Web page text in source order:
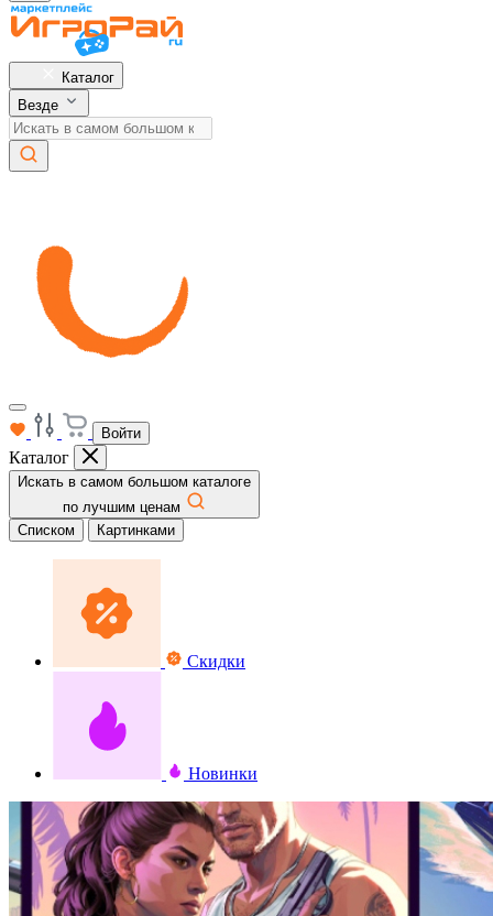
Каталог
Везде
Войти
Каталог
Искать в самом большом каталоге
по лучшим ценам
Списком
Картинками
Скидки
Новинки